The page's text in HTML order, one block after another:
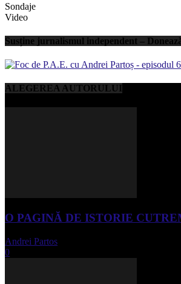
Sondaje
Video
Susține jurnalismul independent –
ALEGEREA AUTORULUI
O PAGINĂ DE ISTORIE
Andrei Partos
0